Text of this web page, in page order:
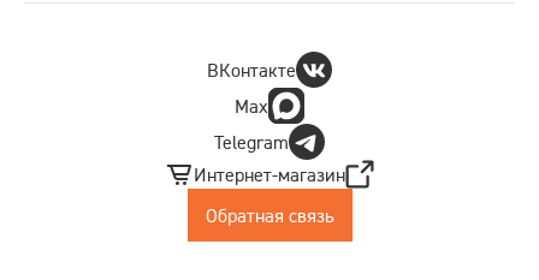
ВКонтакте
Max
Telegram
Интернет-магазин
Обратная связь